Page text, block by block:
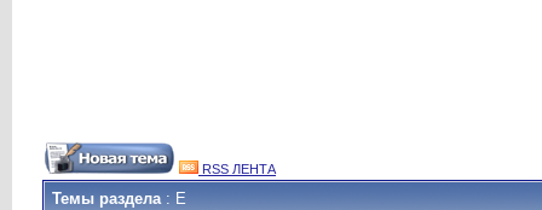
RSS ЛЕНТА
Темы раздела: Е